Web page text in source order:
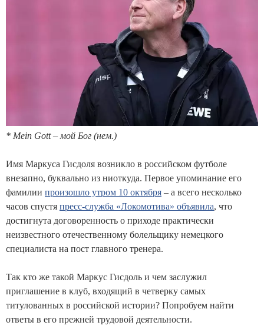
* Mein Gott – мой Бог (нем.)
Имя Маркуса Гисдоля возникло в российском футболе
внезапно, буквально из ниоткуда. Первое упоминание его
фамилии произошло утром 10 октября – а всего несколько
часов спустя пресс-служба «Локомотива» объявила, что
достигнута договоренность о приходе практически
неизвестного отечественному болельщику немецкого
специалиста на пост главного тренера.
Так кто же такой Маркус Гисдоль и чем заслужил
приглашение в клуб, входящий в четверку самых
титулованных в российской истории? Попробуем найти
ответы в его прежней трудовой деятельности.